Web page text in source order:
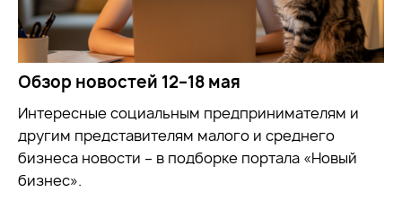
Обзор новостей 12–18 мая
Интересные социальным предпринимателям и
другим представителям малого и среднего
бизнеса новости – в подборке портала «Новый
бизнес».